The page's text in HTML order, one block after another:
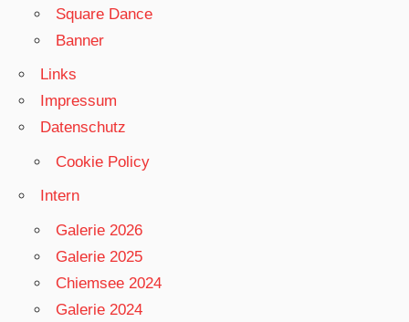
Square Dance
Banner
Links
Impressum
Datenschutz
Cookie Policy
Intern
Galerie 2026
Galerie 2025
Chiemsee 2024
Galerie 2024